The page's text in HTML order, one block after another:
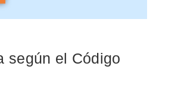
según el Código